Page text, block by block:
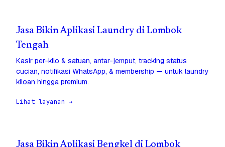
Jasa Bikin Aplikasi Laundry di Lombok
Tengah
Kasir per-kilo & satuan, antar-jemput, tracking status
cucian, notifikasi WhatsApp, & membership — untuk laundry
kiloan hingga premium.
Lihat layanan →
Jasa Bikin Aplikasi Bengkel di Lombok